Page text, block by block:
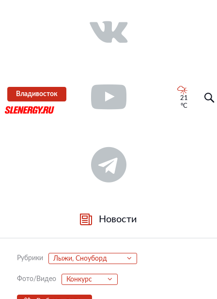
Владивосток
21
°C
Новости
Рубрики Лыжи, Сноуборд
Фото/Видео Конкурс